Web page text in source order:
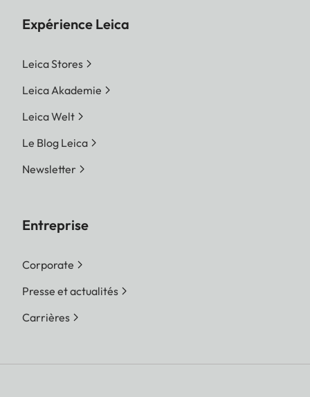
Expérience Leica
Leica Stores
Leica Akademie
Leica Welt
Le Blog Leica
Newsletter
Entreprise
Corporate
Presse et actualités
Carrières